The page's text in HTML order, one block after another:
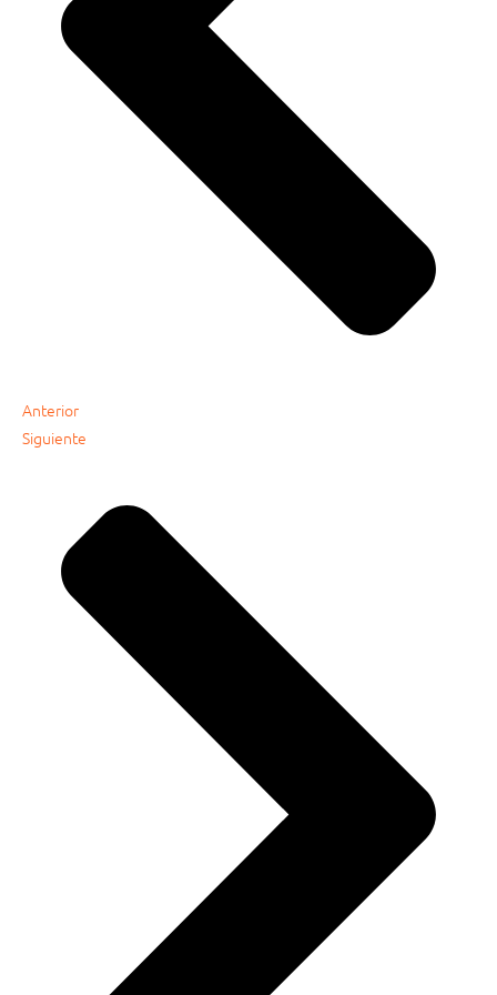
Anterior
Siguiente